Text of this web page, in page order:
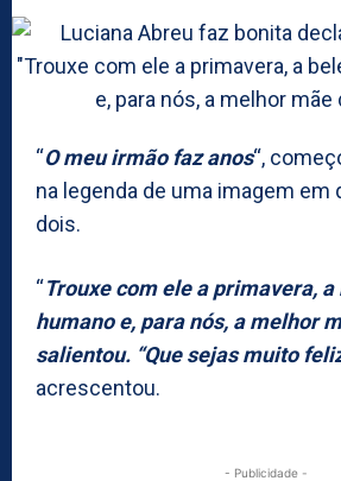
“O meu irmão faz anos“,
na legenda de uma imagem em
dois.
“Trouxe com ele a primavera,
humano e, para nós, a melhor
salientou. “Que sejas muito
acrescentou.
- Publicidade -